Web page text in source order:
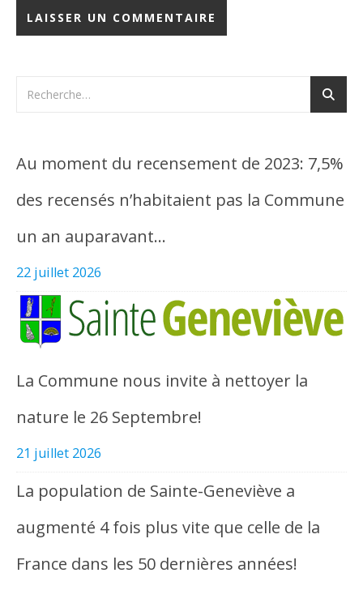
Au moment du recensement de 2023: 7,5%
des recensés n’habitaient pas la Commune
un an auparavant…
22 juillet 2026
La Commune nous invite à nettoyer la
nature le 26 Septembre!
21 juillet 2026
La population de Sainte-Geneviève a
augmenté 4 fois plus vite que celle de la
France dans les 50 dernières années!